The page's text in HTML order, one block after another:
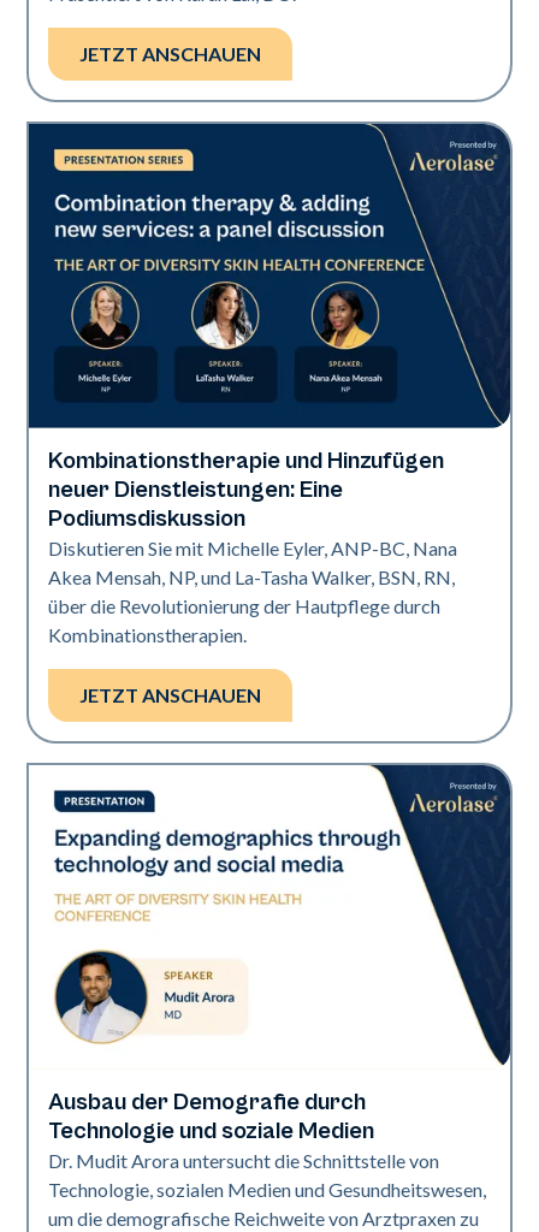
JETZT ANSCHAUEN
Art of Diversity
Kombinationstherapie und Hinzufügen
neuer Dienstleistungen: Eine
Podiumsdiskussion
Diskutieren Sie mit Michelle Eyler, ANP-BC, Nana
Akea Mensah, NP, und La-Tasha Walker, BSN, RN,
über die Revolutionierung der Hautpflege durch
Kombinationstherapien.
JETZT ANSCHAUEN
Art of Diversity
Ausbau der Demografie durch
Technologie und soziale Medien
Dr. Mudit Arora untersucht die Schnittstelle von
Technologie, sozialen Medien und Gesundheitswesen,
um die demografische Reichweite von Arztpraxen zu